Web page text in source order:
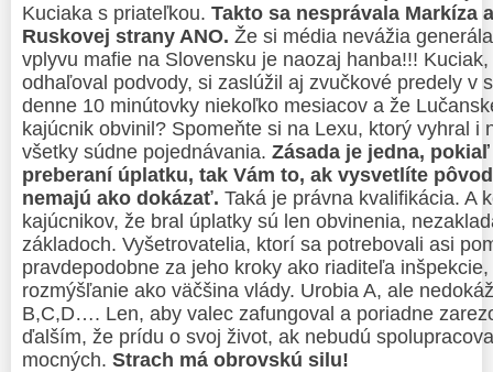
Kuciaka s priateľkou. Takto sa nesprávala Markíza
Ruskovej strany ANO. Že si média nevážia
vplyvu mafie na Slovensku je naozaj hanba!!!
odhaľoval podvody, si zaslúžil aj zvučkové predely v
denne 10 minútovky niekoľko mesiacov a že
kajúcnik obvinil? Spomeňte si na Lexu, ktorý vyhral i
všetky súdne pojednávania. Zásada je jedna,
preberaní úplatku, tak Vám to, ak vysvetlíte
nemajú ako dokázať. Taká je právna kvalifikácia. A
kajúcnikov, že bral úplatky sú len obvinenia,
základoch. Vyšetrovatelia, ktorí sa potrebovali asi
pravdepodobne za jeho kroky ako riaditeľa
rozmýšľanie ako väčšina vlády. Urobia A, ale
B,C,D…. Len, aby valec zafungoval a poriadne
ďalším, že prídu o svoj život, ak nebudú
mocných. Strach má obrovskú silu!